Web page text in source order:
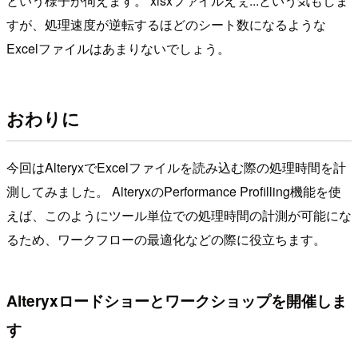
すが、処理速度が逆転するほどのシート数になるような
Excelファイルはあまりないでしょう。
おわりに
今回はAlteryxでExcelファイルを読み込む際の処理時間を計
測してみました。 AlteryxのPerformance Profilling機能を使
えば、このようにツール単位での処理時間の計測が可能にな
るため、ワークフローの最適化などの際に役立ちます。
Alteryxロードショーとワークショップを開催しま
す